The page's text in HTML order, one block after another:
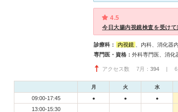
4.5
今日大腸内視鏡検査を受けて
診療科： 内視鏡
、内科、消化器
専門医・資格：
アクセス数 7月： 394 | 6
月 火 水
09:00-17:45 ● ● ●
13:00-15:30